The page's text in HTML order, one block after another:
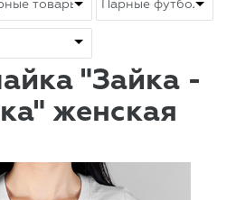
"Зайка -
женская